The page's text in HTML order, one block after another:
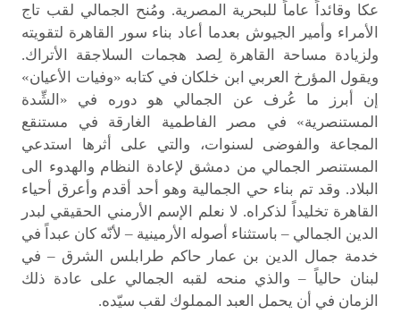
عكا وقائداً عاماً للبحرية المصرية. ومُنح الجمالي لقب تاج
الأمراء وأمير الجيوش بعدما أعاد بناء سور القاهرة لتقويته
ولزيادة مساحة القاهرة لِصد هجمات السلاجقة الأتراك.
ويقول المؤرخ العربي ابن خلكان في كتابه «وفيات الأعيان»
إن أبرز ما عُرف عن الجمالي هو دوره في «الشِّدة
المستنصرية» في مصر الفاطمية الغارقة في مستنقع
المجاعة والفوضى لسنوات، والتي على أثرها استدعي
المستنصر الجمالي من دمشق لإعادة النظام والهدوء الى
البلاد. وقد تم بناء حي الجمالية وهو أحد أقدم وأعرق أحياء
القاهرة تخليداً لذكراه. لا نعلم الإسم الأرمني الحقيقي لبدر
الدين الجمالي – باستثناء أصوله الأرمينية – لأنّه كان عبداً في
خدمة جمال الدين بن عمار حاكم طرابلس الشرق – في
لبنان حالياً – والذي منحه لقبه الجمالي على عادة ذلك
الزمان في أن يحمل العبد المملوك لقب سيّده.